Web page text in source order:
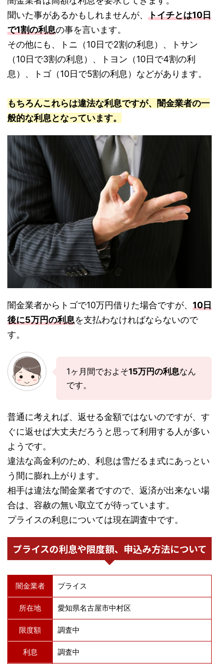
聞いた事があるかもしれませんが、 トイチとは10日
で1割の利息の事を言います。
その他にも、トニ（10日で2割の利息）、トサン
（10日で3割の利息）、トヨン（10日で4割の利
息）、トゴ（10日で5割の利息）などがあります。
もちろんこれらは違法な利息ですが、闇金業者の一
般的な利息となっています。
闇金業者からトゴで10万円借りた場合ですが、 10日
後に5万円の利息を支払わなければならないので
す。
1ヶ月間でおよそ15万円の利息なん
です。
普通に考えれば、返せる金額ではないのですが、す
ぐに返せば大丈夫だろうと思って利用する人が多い
ようです。
違法な高金利のため、利息は雪だるま式にあっとい
う間に膨れ上がります。
相手は違法な闇金業者ですので、返済が出来ない場
合は、容赦の無い取立てが待っています。
プライスの利息については現在調査中です。
プライスの利息や限度額、申込み方法について
闇金業者 プライス
所在地 愛知県名古屋市中村区
限度額 調査中
利息 調査中